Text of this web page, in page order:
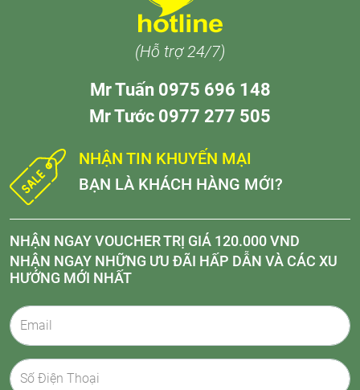
(Hỗ trợ 24/7)
Mr Tuấn 0975 696 148
Mr Tước 0977 277 505
NHẬN TIN KHUYẾN MẠI
BẠN LÀ KHÁCH HÀNG MỚI?
NHẬN NGAY VOUCHER TRỊ GIÁ 120.000 VND
NHẬN NGAY NHỮNG ƯU ĐÃI HẤP DẪN VÀ CÁC XU
HƯỚNG MỚI NHẤT